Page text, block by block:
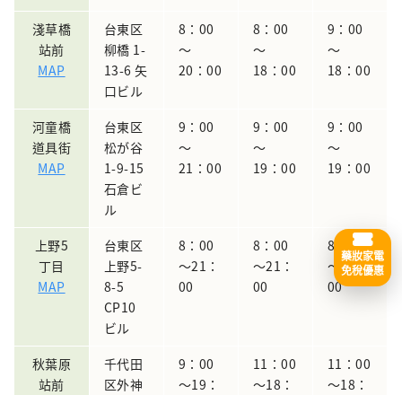
淺草橋
站前
MAP
台東区
柳橋 1-
13-6 矢
口ビル
8：00
～
20：00
8：00
～
18：00
9：00
～
18：00
河童橋
道具街
MAP
台東区
松が谷
1-9-15
石倉ビ
ル
9：00
～
21：00
9：00
～
19：00
9：00
～
19：00
上野5
丁目
MAP
台東区
上野5-
8-5
CP10
ビル
8：00
～21：
00
8：00
～21：
00
8：00
～21：
00
秋葉原
站前
千代田
区外神
9：00
～19：
11：00
～18：
11：00
～18：
藥妝家電
免稅優惠